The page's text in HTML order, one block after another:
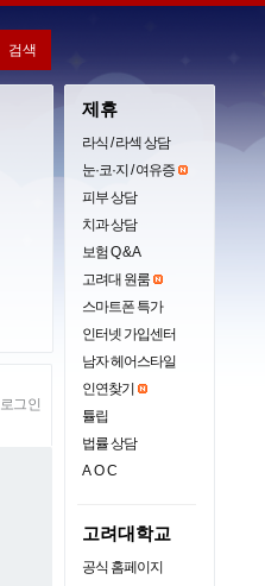
로그인
제휴
라식 / 라섹 상담
눈·코·지 / 여유증
피부 상담
치과 상담
보험 Q & A
고려대 원룸
스마트폰 특가
인터넷 가입센터
남자 헤어스타일
인연찾기
튤립
법률 상담
AOC
고려대학교
공식 홈페이지